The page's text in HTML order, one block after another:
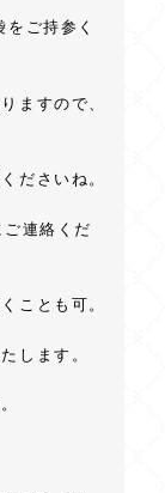
ご持参く
ますので、
ださいね。
連絡くだ
ことも可。
します。